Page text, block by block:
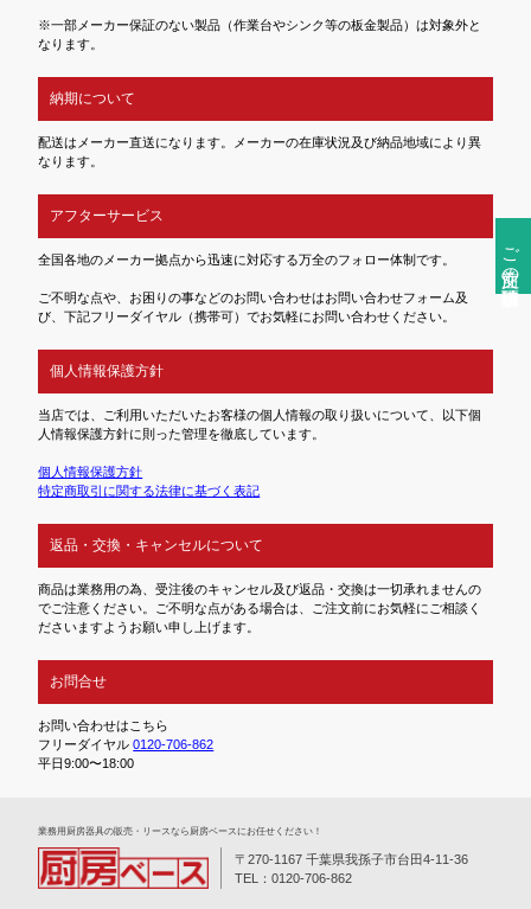
ご注文前の確認事項
※一部メーカー保証のない製品（作業台やシンク等の板金製品）は対象外と
なります。
納期について
配送はメーカー直送になります。メーカーの在庫状況及び納品地域により異
なります。
アフターサービス
全国各地のメーカー拠点から迅速に対応する万全のフォロー体制です。
ご不明な点や、お困りの事などのお問い合わせはお問い合わせフォーム及
び、下記フリーダイヤル（携帯可）でお気軽にお問い合わせください。
個人情報保護方針
当店では、ご利用いただいたお客様の個人情報の取り扱いについて、以下個
人情報保護方針に則った管理を徹底しています。
個人情報保護方針
特定商取引に関する法律に基づく表記
返品・交換・キャンセルについて
商品は業務用の為、受注後のキャンセル及び返品・交換は一切承れませんの
でご注意ください。ご不明な点がある場合は、ご注文前にお気軽にご相談く
ださいますようお願い申し上げます。
お問合せ
お問い合わせはこちら
フリーダイヤル0120-706-862
平日9:00〜18:00
業務⽤厨房器具の販売・リースなら厨房ベースにお任せください！
〒270-1167 千葉県我孫子市台田4-11-36
TEL：0120-706-862